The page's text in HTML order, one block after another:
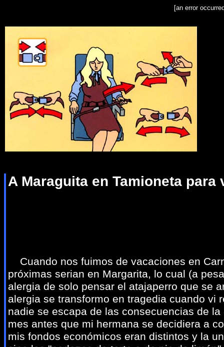
[an error
A Maraguita en Tamioneta para
Cuando nos fuimos de vacaciones en
próximas serian en Margarita, lo cual (a
alergia de solo pensar el atajaperro que se
alergia se transformo en tragedia cuando vi
nadie se escapa de las consecuencias de
mes antes que mi hermana se decidiera a
mis fondos económicos eran distintos y la